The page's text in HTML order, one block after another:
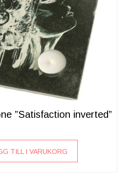
”Satisfaction inverted”
TILL I VARUKORG